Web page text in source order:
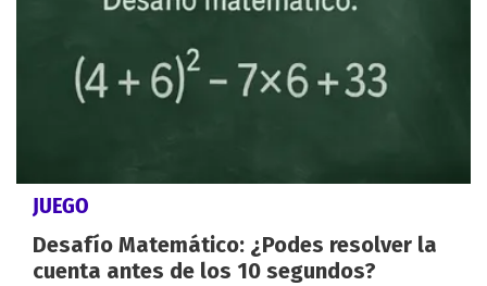
JUEGO
Desafío Matemático: ¿Podes resolver la
cuenta antes de los 10 segundos?